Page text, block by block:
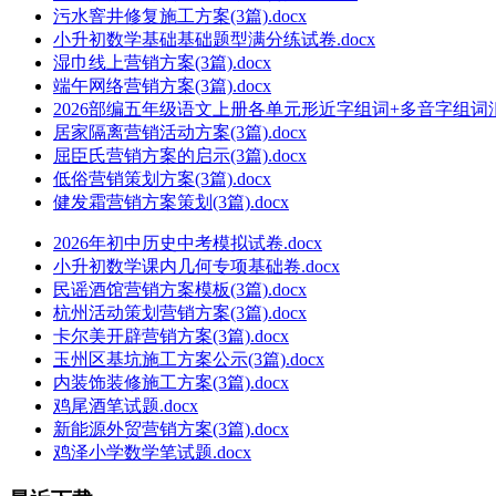
污水窨井修复施工方案(3篇).docx
小升初数学基础基础题型满分练试卷.docx
湿巾线上营销方案(3篇).docx
端午网络营销方案(3篇).docx
2026部编五年级语文上册各单元形近字组词+多音字组词
居家隔离营销活动方案(3篇).docx
屈臣氏营销方案的启示(3篇).docx
低俗营销策划方案(3篇).docx
健发霜营销方案策划(3篇).docx
2026年初中历史中考模拟试卷.docx
小升初数学课内几何专项基础卷.docx
民谣酒馆营销方案模板(3篇).docx
杭州活动策划营销方案(3篇).docx
卡尔美开辟营销方案(3篇).docx
玉州区基坑施工方案公示(3篇).docx
内装饰装修施工方案(3篇).docx
鸡尾酒笔试题.docx
新能源外贸营销方案(3篇).docx
鸡泽小学数学笔试题.docx